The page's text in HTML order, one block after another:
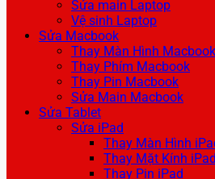
Sửa main Laptop
Vệ sinh Laptop
Sửa Macbook
Thay Màn Hình Macbook
Thay Phím Macbook
Thay Pin Macbook
Sửa Main Macbook
Sửa Tablet
Sửa iPad
Thay Màn Hình
Thay Mặt Kính iPad
Thay Pin iPad